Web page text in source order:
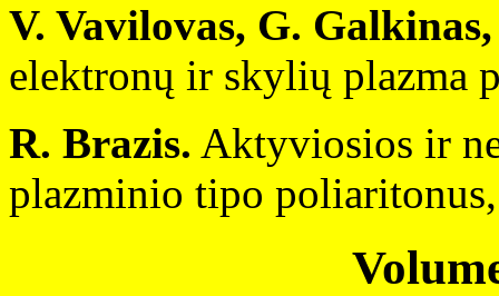
V. Vavilovas, G.
elektronų ir skylių plazma
R. Brazis. Aktyviosios ir
plazminio tipo